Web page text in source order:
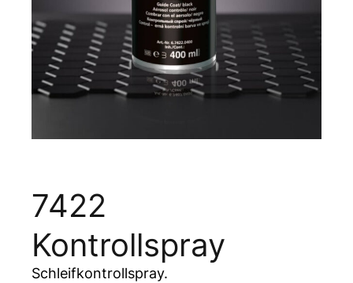
7422
Kontrollspray
Schleifkontrollspray.